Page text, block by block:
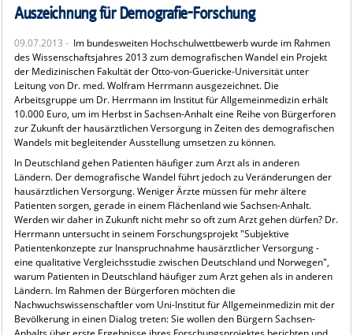
ZENTRALE EINRICHTUNGEN
PRESSE
ÜBER UNS
INTERNATIONAL
INTRANET
Auszeichnung für Demografie-Forschung
09.07.2013 - Im bundesweiten Hochschulwettbewerb wurde im Rahmen
des Wissenschaftsjahres 2013 zum demografischen Wandel ein Projekt
der Medizinischen Fakultät der Otto-von-Guericke-Universität unter
Leitung von Dr. med. Wolfram Herrmann ausgezeichnet. Die
Arbeitsgruppe um Dr. Herrmann im Institut für Allgemeinmedizin erhält
10.000 Euro, um im Herbst in Sachsen-Anhalt eine Reihe von Bürgerforen
zur Zukunft der hausärztlichen Versorgung in Zeiten des demografischen
Wandels mit begleitender Ausstellung umsetzen zu können.
In Deutschland gehen Patienten häufiger zum Arzt als in anderen
Ländern. Der demografische Wandel führt jedoch zu Veränderungen der
hausärztlichen Versorgung. Weniger Ärzte müssen für mehr ältere
Patienten sorgen, gerade in einem Flächenland wie Sachsen-Anhalt.
Werden wir daher in Zukunft nicht mehr so oft zum Arzt gehen dürfen? Dr.
Herrmann untersucht in seinem Forschungsprojekt "Subjektive
Patientenkonzepte zur Inanspruchnahme hausärztlicher Versorgung -
eine qualitative Vergleichsstudie zwischen Deutschland und Norwegen",
warum Patienten in Deutschland häufiger zum Arzt gehen als in anderen
Ländern. Im Rahmen der Bürgerforen möchten die
Nachwuchswissenschaftler vom Uni-Institut für Allgemeinmedizin mit der
Bevölkerung in einen Dialog treten: Sie wollen den Bürgern Sachsen-